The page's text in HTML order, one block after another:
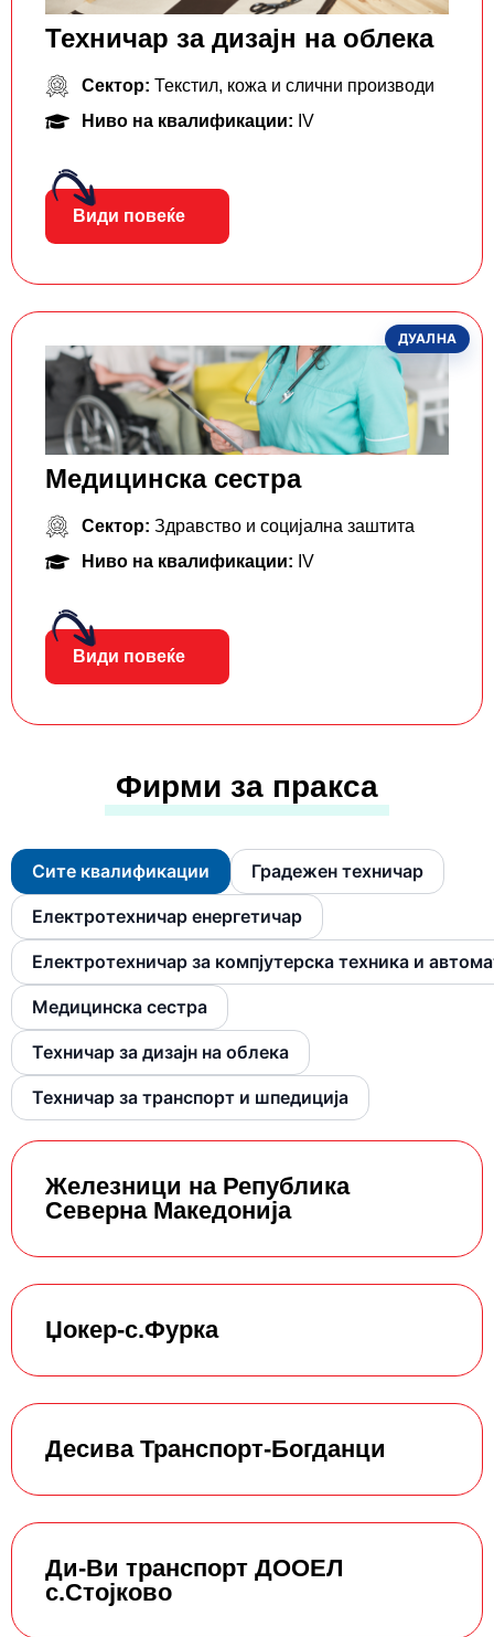
Техничар за дизајн на облека
Сектор: Текстил, кожа и слични производи
Ниво на квалификации: IV
Види повеќе
ДУАЛНА
Медицинска сестра
Сектор: Здравство и социјална заштита
Ниво на квалификации: IV
Види повеќе
Фирми за пракса
Сите квалификации Градежен техничар
Електротехничар енергетичар
Електротехничар за компјутерска техника и
Медицинска сестра
Техничар за дизајн на облека
Техничар за транспорт и шпедиција
Железници на Република
Северна Македонија
Џокер-с.Фурка
Десива Транспорт-Богданци
Ди-Ви транспорт ДООЕЛ
с.Стојково